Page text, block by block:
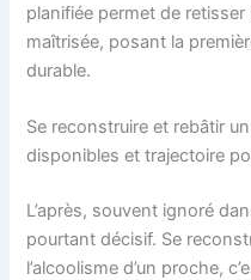
planifiée permet de retisser
maîtrisée, posant la
durable.
Se reconstruire et rebâtir
disponibles et trajectoire
L’après, souvent ignoré
pourtant décisif. Se
l’alcoolisme d’un proche,